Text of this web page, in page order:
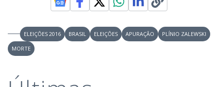
ELEIÇÕES 2016 BRASIL ELEIÇÕES APURAÇÃO
PLÍNIO ZALEWSKI
MORTE